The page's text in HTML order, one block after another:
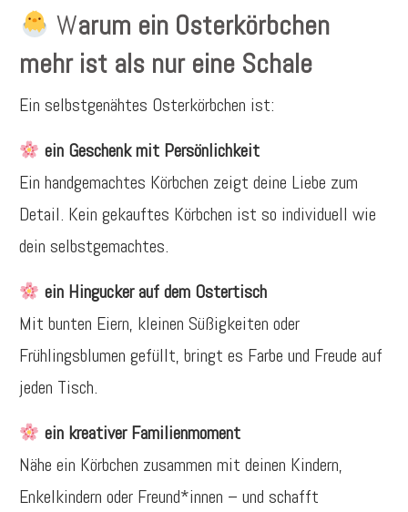
Warum ein Osterkörbchen
mehr ist als nur eine Schale
Ein selbstgenähtes Osterkörbchen ist:
ein Geschenk mit Persönlichkeit
Ein handgemachtes Körbchen zeigt deine Liebe zum
Detail. Kein gekauftes Körbchen ist so individuell wie
dein selbstgemachtes.
ein Hingucker auf dem Ostertisch
Mit bunten Eiern, kleinen Süßigkeiten oder
Frühlingsblumen gefüllt, bringt es Farbe und Freude auf
jeden Tisch.
ein kreativer Familienmoment
Nähe ein Körbchen zusammen mit deinen Kindern,
Enkelkindern oder Freund*innen – und schafft